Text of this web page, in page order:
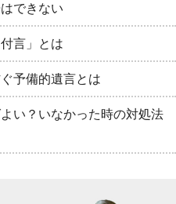
できない
言」とは
予備的遺言とは
い？いなかった時の対処法